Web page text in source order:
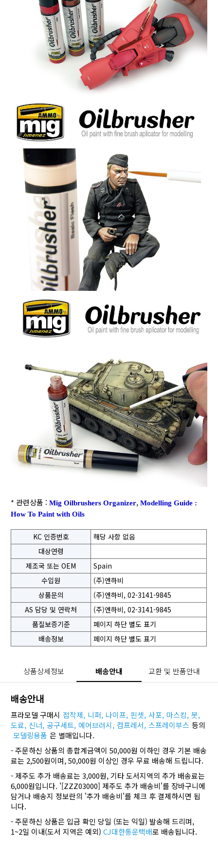
* 관련상품 :Mig Oilbrushers Organizer,Modelling Guide :
How To Paint with Oils
KC 인증번호
해당 사항 없음
대상연령
제조국 또는 OEM
Spain
수입원
(주)엔하비
상품문의
(주)엔하비, 02-3141-9845
AS 담당 및 연락처
(주)엔하비, 02-3141-9845
품질보증기준
페이지 하단 별도 표기
배송정보
페이지 하단 별도 표기
상품상세정보 배송안내 교환 및 반품안내
배송안내
프라모델 구매시 접착제, 니퍼, 나이프, 핀셋, 사포, 마스킹, 붓,
도료, 신너, 공구세트, 에어브러시, 컴프레서, 스프레이부스 등의
모델링용품 은 별매입니다.
- 주문하신 상품의 총합계금액이 50,000원 이하인 경우 기본 배송
료는 2,500원이며, 50,000원 이상인 경우 무료 배송해 드립니다.
- 제주도 추가 배송료는 3,000원, 기타 도서지역의 추가 배송료는
6,000원입니다. '[ZZZ03000] 제주도 추가 배송비'를 장바구니에
담거나 배송지 정보란의 '추가 배송비'를 체크 후 결제하시면 됩
니다.
- 주문하신 상품은 입금 확인 당일 (또는 익일) 발송해 드리며,
1~2일 이내(도서 지역은 예외)CJ대한통운택배로 배송됩니다.